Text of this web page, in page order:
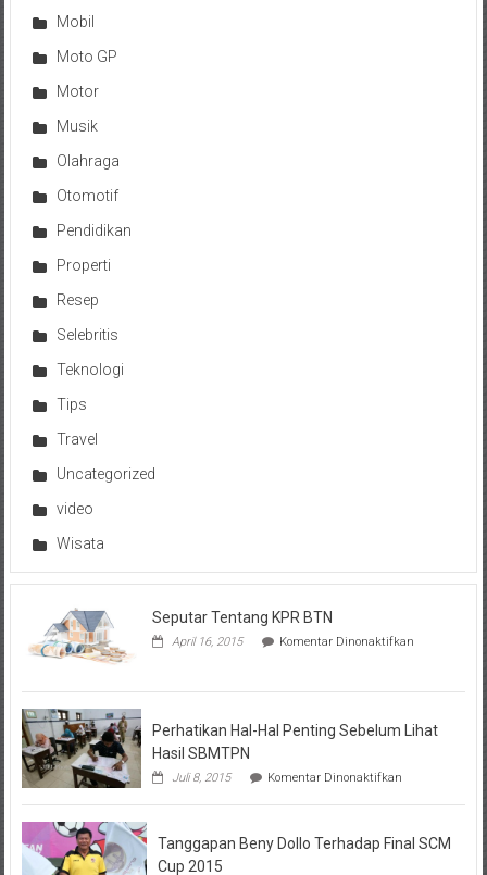
Mobil
Moto GP
Motor
Musik
Olahraga
Otomotif
Pendidikan
Properti
Resep
Selebritis
Teknologi
Tips
Travel
Uncategorized
video
Wisata
Seputar Tentang KPR BTN
April 16, 2015 Komentar Dinonaktifkanpada
KPR
Perhatikan Hal-Hal Penting Sebelum Lihat
Hasil SBMTPN
Juli 8, 2015 Komentar Dinonaktifkanpada
Hal-
Penting
Tanggapan Beny Dollo Terhadap Final SCM
Cup 2015